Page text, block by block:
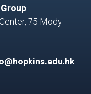
75 Mody